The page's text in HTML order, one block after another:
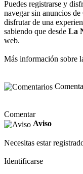
Puedes registrarse y
navegar sin anuncios
disfrutar de una
sabiendo que desde La
web.
Más información sobre
Comentar
Aviso
Necesitas estar
Identificarse